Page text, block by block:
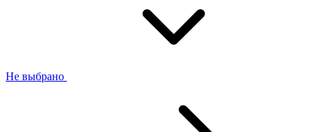
Не выбрано